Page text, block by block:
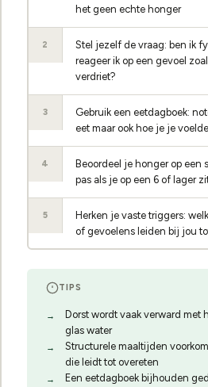
het geen echte honger
2
Stel jezelf de vraag: ben ik
reageer ik op een gevoel
verdriet?
3
Gebruik een eetdagboek:
eet maar ook hoe je je
4
Beoordeel je honger op een
pas als je op een 6 of lager
5
Herken je vaste triggers:
of gevoelens leiden bij jou
TIPS
Dorst wordt vaak verward met
glas water
Structurele maaltijden
die leidt tot overeten
Een eetdagboek bijhouden